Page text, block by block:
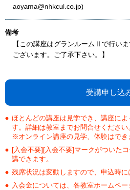
aoyama@nhkcul.co.jp)
備考
【この講座はグランルームⅡで行い
ございます。ご了承下さい。】
受講申し込
ほとんどの講座は見学でき、講座に
す。詳細は教室までお問合せください
※オンライン講座の見学、体験はでき
[入会不要][入会不要]マークがついた
講できます。
残席状況は変動しますので、申込時に
入会金については、各教室ホームペ